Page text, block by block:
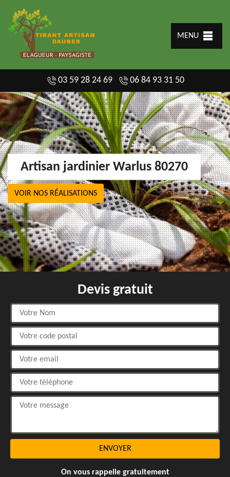
MENU
03 59 28 24 69 06 84 93 31 50
Artisan jardinier Warlus 80270
VOIR NOS RÉALISATIONS
Devis gratuit
On vous rappelle gratuitement